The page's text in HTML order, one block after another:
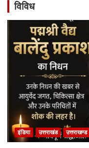
विविध
इंडिया उत्तराखंड उत्तराखण्ड